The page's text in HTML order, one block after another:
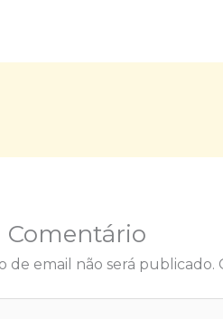
Comentário
de email não será publicado.